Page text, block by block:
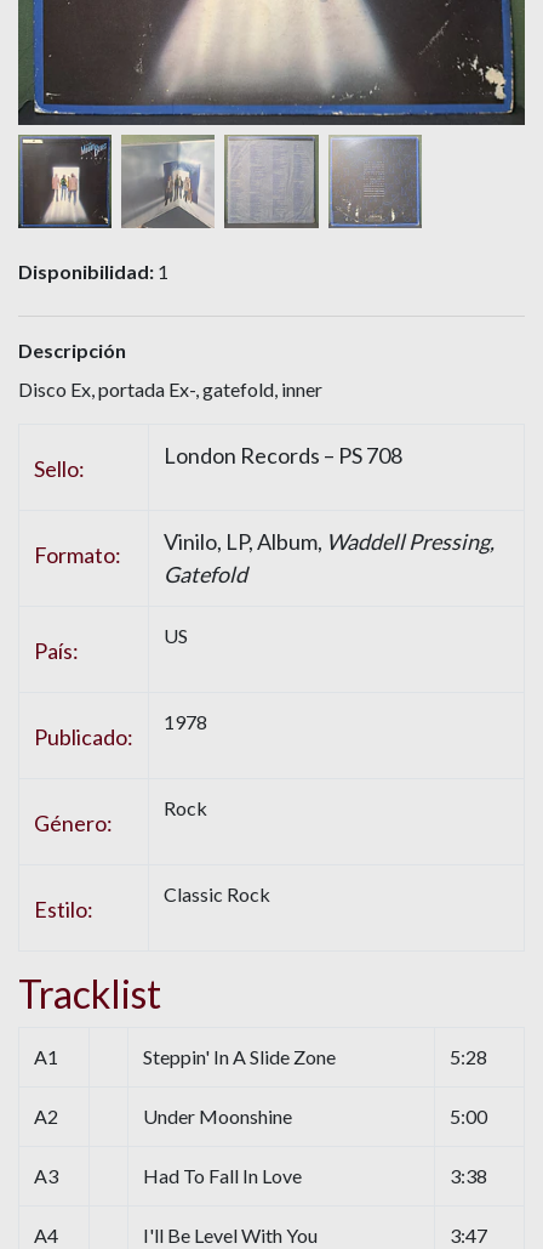
Disponibilidad: 1
Descripción
Disco Ex, portada Ex-, gatefold, inner
Sello: London Records – PS 708
Formato: Vinilo, LP, Album, Waddell Pressing,
Gatefold
País:
US
Publicado:
1978
Género:
Rock
Estilo:
Classic Rock
Tracklist
A1 Steppin' In A Slide Zone 5:28
A2 Under Moonshine 5:00
A3 Had To Fall In Love 3:38
A4 I'll Be Level With You 3:47